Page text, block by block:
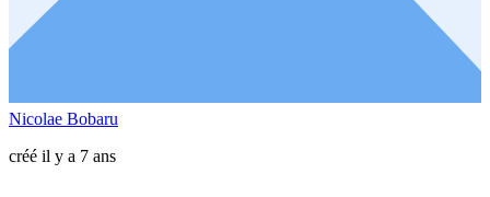
Nicolae Bobaru
créé il y a 7 ans